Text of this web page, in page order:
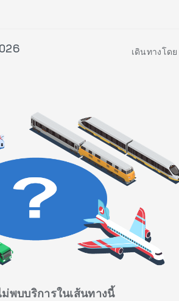
เดินทางโดย
พบบริการในเส้นทางนี้